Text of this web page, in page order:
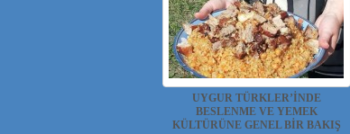
UYGUR TÜRKLER’İNDE
BESLENME VE YEMEK
KÜLTÜRÜNE GENEL BİR BAKIŞ